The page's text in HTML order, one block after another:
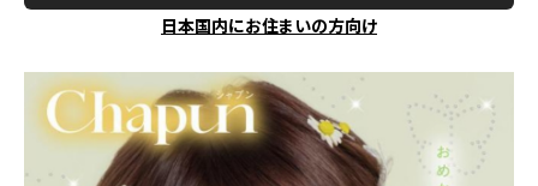
日本国内にお住まいの方向け